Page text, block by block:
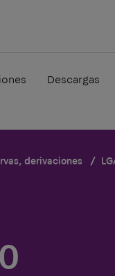
Descargas
derivaciones